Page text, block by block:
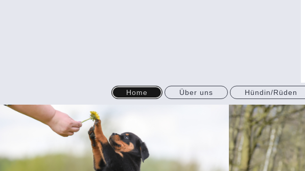
Home Über uns Hündin/Rüden